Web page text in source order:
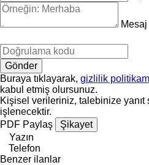
Mesaj
Buraya tıklayarak, gizlilik
kabul etmiş olursunuz.
Kişisel verileriniz, talebinize yanıt
işlenecektir.
PDF Paylaş
Şikayet
Yazın
Telefon
Benzer ilanlar